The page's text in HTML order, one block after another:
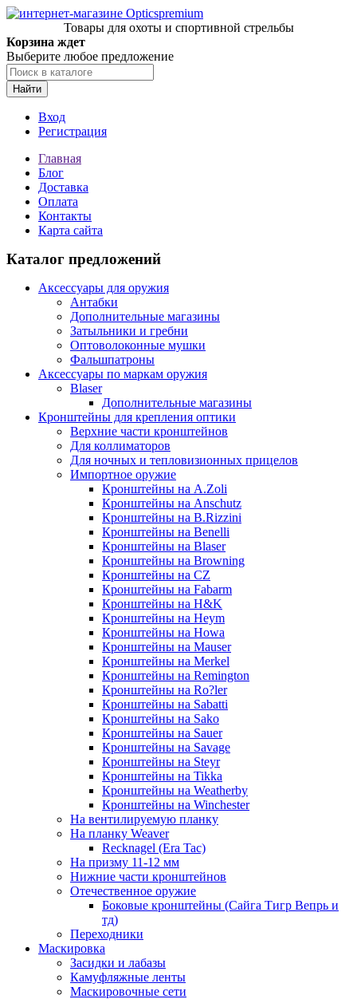
Товары для охоты и спортивной стрельбы
Корзина ждет
Выберите любое предложение
Найти
Вход
Регистрация
Главная
Блог
Доставка
Оплата
Контакты
Карта сайта
Каталог предложений
Аксессуары для оружия
Антабки
Дополнительные магазины
Затыльники и гребни
Оптоволоконные мушки
Фальшпатроны
Аксессуары по маркам оружия
Blaser
Дополнительные магазины
Кронштейны для крепления оптики
Верхние части кронштейнов
Для коллиматоров
Для ночных и тепловизионных прицелов
Импортное оружие
Кронштейны на A.Zoli
Кронштейны на Anschutz
Кронштейны на B.Rizzini
Кронштейны на Benelli
Кронштейны на Blaser
Кронштейны на Browning
Кронштейны на CZ
Кронштейны на Fabarm
Кронштейны на H&K
Кронштейны на Heym
Кронштейны на Howa
Кронштейны на Mauser
Кронштейны на Merkel
Кронштейны на Remington
Кронштейны на Ro?ler
Кронштейны на Sabatti
Кронштейны на Sako
Кронштейны на Sauer
Кронштейны на Savage
Кронштейны на Steyr
Кронштейны на Tikka
Кронштейны на Weatherby
Кронштейны на Winchester
На вентилируемую планку
На планку Weaver
Recknagel (Era Tac)
На призму 11-12 мм
Нижние части кронштейнов
Отечественное оружие
Боковые кронштейны (Сайга Тигр Вепрь и
тд)
Переходники
Маскировка
Засидки и лабазы
Камуфляжные ленты
Маскировочные сети